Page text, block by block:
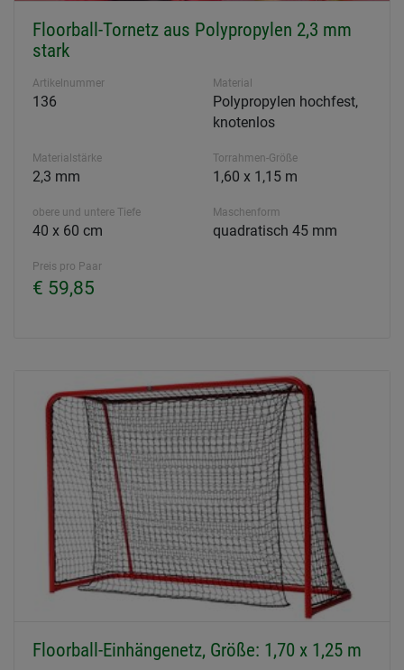
Floorball-Tornetz aus Polypropylen 2,3 mm
stark
Artikelnummer
136
Material
Polypropylen hochfest,
knotenlos
Materialstärke
2,3 mm
Torrahmen-Größe
1,60 x 1,15 m
obere und untere Tiefe
40 x 60 cm
Maschenform
quadratisch 45 mm
Preis pro Paar
€ 59,85
Floorball-Einhängenetz, Größe: 1,70 x 1,25 m